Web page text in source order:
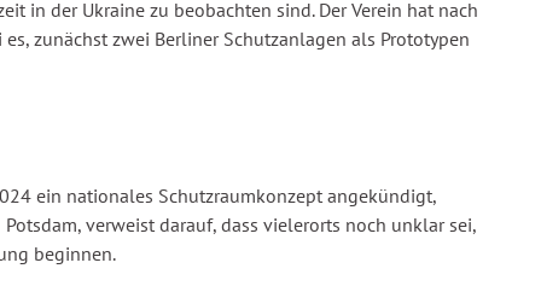
in der Ukraine zu beobachten sind. Der Verein hat nach
zunächst zwei Berliner Schutzanlagen als Prototypen
ein nationales Schutzraumkonzept angekündigt,
verweist darauf, dass vielerorts noch unklar sei,
beginnen.